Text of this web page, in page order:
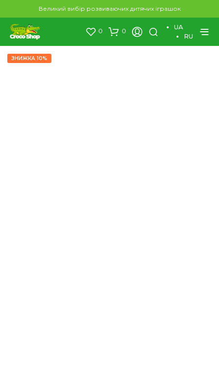
Великий вибір розвиваючих дитячих іграшок
0 0
UA
RU
ЗНИЖКА 10%